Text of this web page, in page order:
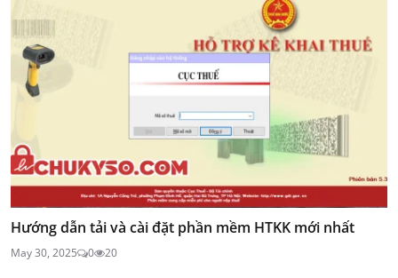
Hướng dẫn tải và cài đặt phần mềm HTKK mới nhất
May 30, 2025 0 20